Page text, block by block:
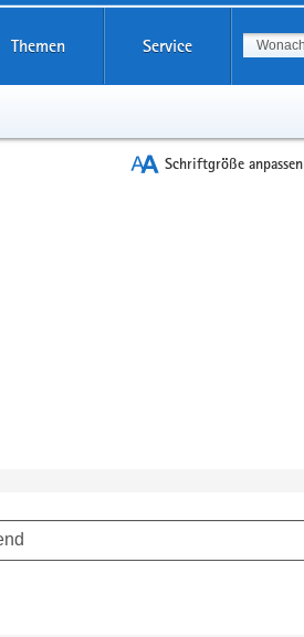
Themen Service
Schriftgröße anpassen